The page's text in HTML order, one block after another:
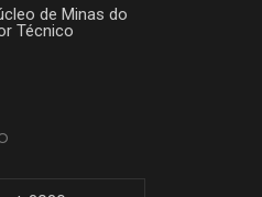
de Minas do
Técnico